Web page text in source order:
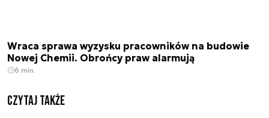
Wraca sprawa wyzysku pracowników na budowie
Nowej Chemii. Obrońcy praw alarmują
6 min.
Czytaj także